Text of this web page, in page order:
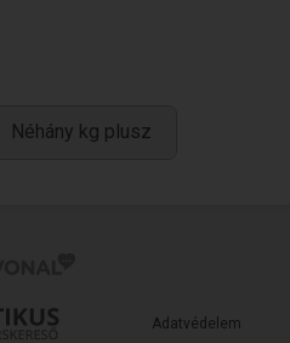
Néhány kg plusz
Adatvédelem